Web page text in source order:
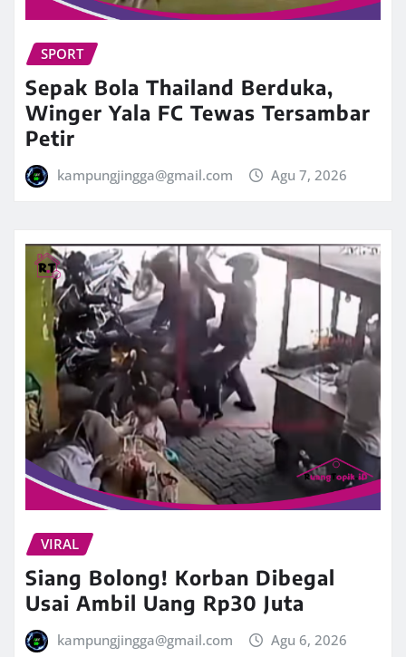
SPORT
Sepak Bola Thailand Berduka,
Winger Yala FC Tewas Tersambar
Petir
kampungjingga@gmail.com Agu 7, 2026
VIRAL
Siang Bolong! Korban Dibegal
Usai Ambil Uang Rp30 Juta
kampungjingga@gmail.com Agu 6, 2026